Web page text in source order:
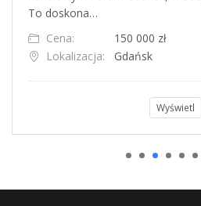
To doskona…
Cena:
150 000 zł
Lokalizacja:
Gdańsk
Wyświetl